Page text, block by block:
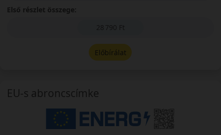
Első részlet összege:
28 790 Ft
Előbírálat
EU-s abroncscímke